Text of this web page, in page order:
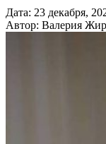
Дата: 23 декабря,
Автор: Валерия